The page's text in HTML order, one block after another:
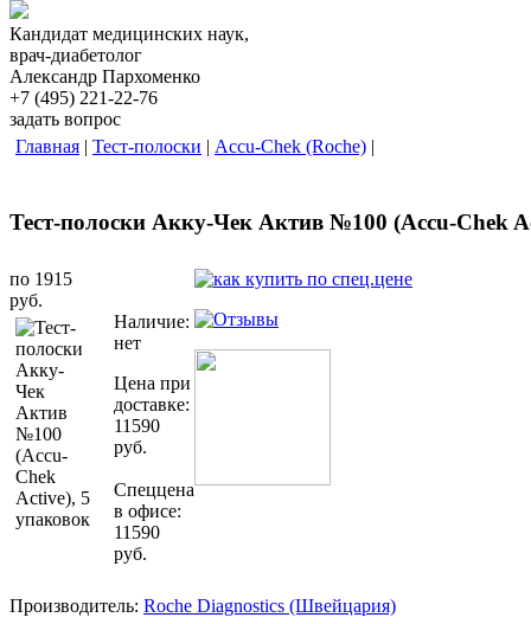
Кандидат медицинских наук,
врач-диабетолог
Александр Пархоменко
+7 (495) 221-22-76
задать вопрос
Главная | Тест-полоски | Accu-Chek (Roche) |
Тест-полоски Акку-Чек Актив №100 (Accu-Chek
по 1915
руб.
Наличие:
нет
Цена при
доставке:
11590
руб.
Спеццена
в офисе:
11590
руб.
Производитель: Roche Diagnostics (Швейцария)